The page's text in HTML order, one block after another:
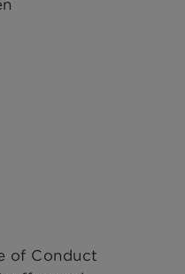
of Conduct